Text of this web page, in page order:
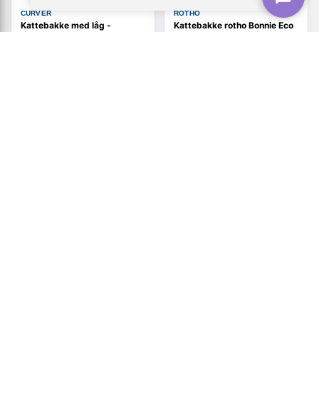
CURVER
Kattebakke med låg -
ROTHO
Kattebakke rotho Bonnie Eco